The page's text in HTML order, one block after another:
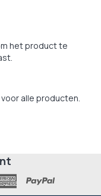
het product te
alle producten.